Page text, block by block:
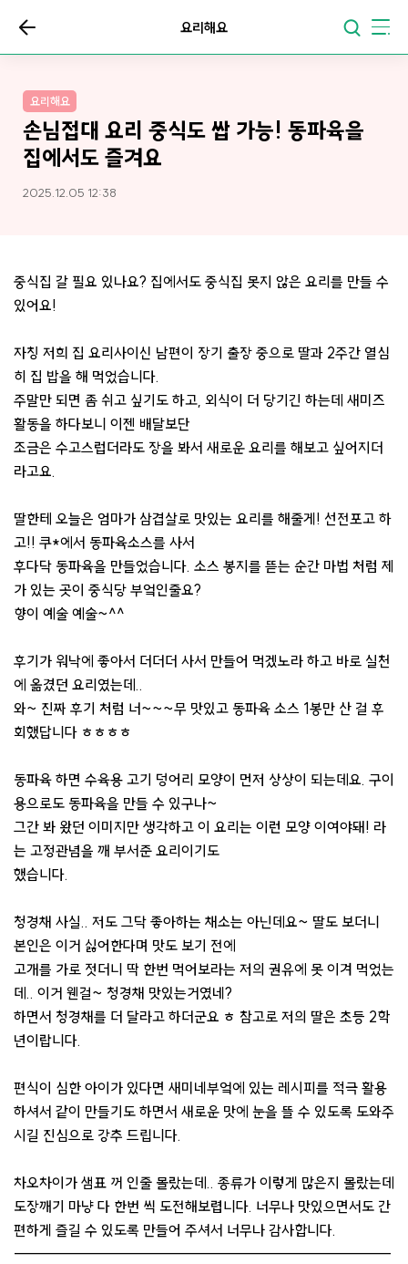
요리해요
요리해요
손님접대 요리 중식도 쌉 가능! 동파육을
집에서도 즐겨요
2025.12.05 12:38
중식집 갈 필요 있나요? 집에서도 중식집 못지 않은 요리를 만들 수
있어요!
자칭 저희 집 요리사이신 남편이 장기 출장 중으로 딸과 2주간 열심
히 집 밥을 해 먹었습니다.
주말만 되면 좀 쉬고 싶기도 하고, 외식이 더 당기긴 하는데 새미즈
활동을 하다보니 이젠 배달보단
조금은 수고스럽더라도 장을 봐서 새로운 요리를 해보고 싶어지더
라고요.
딸한테 오늘은 엄마가 삼겹살로 맛있는 요리를 해줄게! 선전포고 하
고!! 쿠*에서 동파육소스를 사서
후다닥 동파육을 만들었습니다. 소스 봉지를 뜯는 순간 마법 처럼 제
가 있는 곳이 중식당 부엌인줄요?
향이 예술 예술~^^
후기가 워낙에 좋아서 더더더 사서 만들어 먹겠노라 하고 바로 실천
에 옮겼던 요리였는데..
와~ 진짜 후기 처럼 너~~~무 맛있고 동파육 소스 1봉만 산 걸 후
회했답니다 ㅎㅎㅎㅎ
동파육 하면 수육용 고기 덩어리 모양이 먼저 상상이 되는데요. 구이
용으로도 동파육을 만들 수 있구나~
그간 봐 왔던 이미지만 생각하고 이 요리는 이런 모양 이여야돼! 라
는 고정관념을 깨 부서준 요리이기도
했습니다.
청경채 사실.. 저도 그닥 좋아하는 채소는 아닌데요~ 딸도 보더니
본인은 이거 싫어한다며 맛도 보기 전에
고개를 가로 젓더니 딱 한번 먹어보라는 저의 권유에 못 이겨 먹었는
데.. 이거 웬걸~ 청경채 맛있는거였네?
하면서 청경채를 더 달라고 하더군요 ㅎ 참고로 저의 딸은 초등 2학
년이랍니다.
편식이 심한 아이가 있다면 새미네부엌에 있는 레시피를 적극 활용
하셔서 같이 만들기도 하면서 새로운 맛에 눈을 뜰 수 있도록 도와주
시길 진심으로 강추 드립니다.
차오차이가 샘표 꺼 인줄 몰랐는데.. 종류가 이렇게 많은지 몰랐는데
도장깨기 마냥 다 한번 씩 도전해보렵니다. 너무나 맛있으면서도 간
편하게 즐길 수 있도록 만들어 주셔서 너무나 감사합니다.
-----------------------------------------------------------